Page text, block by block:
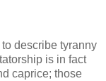
describe tyranny
is in fact
caprice; those